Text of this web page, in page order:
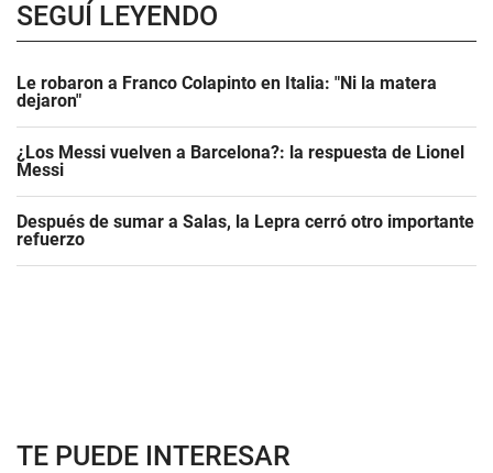
SEGUÍ LEYENDO
Le robaron a Franco Colapinto en Italia: "Ni la matera
dejaron"
¿Los Messi vuelven a Barcelona?: la respuesta de Lionel
Messi
Después de sumar a Salas, la Lepra cerró otro importante
refuerzo
TE PUEDE INTERESAR